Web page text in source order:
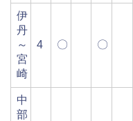
伊
丹
～
宮
崎
4 〇 〇
中
部